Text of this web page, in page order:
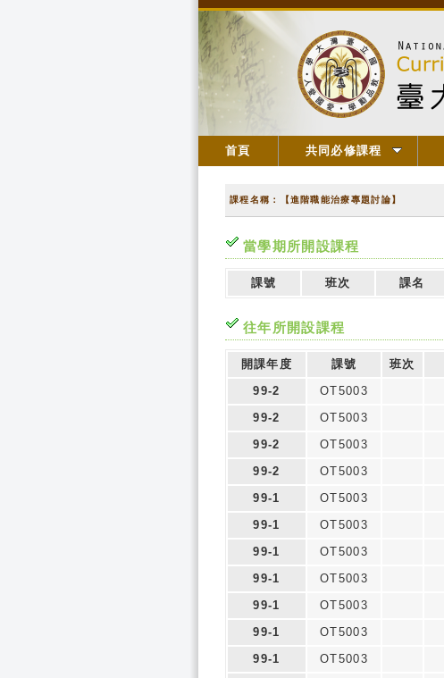
首頁 共同必修課程
課程名稱：【進階職能治療專題討論】
當學期所開設課程
課號 班次 課名
往年所開設課程
開課年度 課號 班次
99-2
OT5003
99-2
OT5003
99-2
OT5003
99-2
OT5003
99-1
OT5003
99-1
OT5003
99-1
OT5003
99-1
OT5003
99-1
OT5003
99-1
OT5003
99-1
OT5003